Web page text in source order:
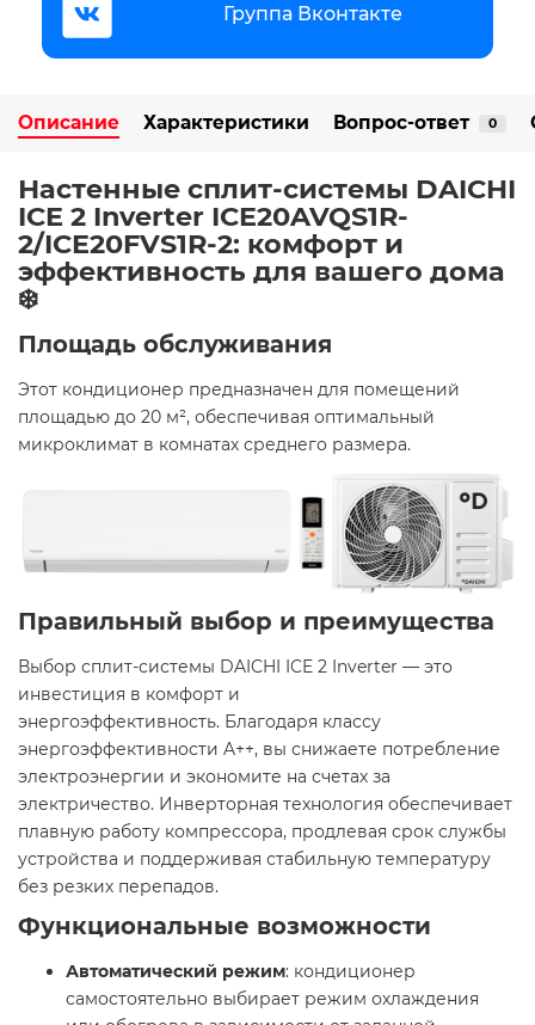
Группа Вконтакте
Описание Характеристики Вопрос-ответ 0
Настенные сплит-системы DAICHI
ICE 2 Inverter ICE20AVQS1R-
2/ICE20FVS1R-2: комфорт и
эффективность для вашего дома
❄️
Площадь обслуживания
Этот кондиционер предназначен для помещений
площадью до 20 м², обеспечивая оптимальный
микроклимат в комнатах среднего размера.​
Правильный выбор и преимущества
Выбор сплит-системы DAICHI ICE 2 Inverter — это
инвестиция в комфорт и
энергоэффективность. Благодаря классу
энергоэффективности A++, вы снижаете потребление
электроэнергии и экономите на счетах за
электричество. Инверторная технология обеспечивает
плавную работу компрессора, продлевая срок службы
устройства и поддерживая стабильную температуру
без резких перепадов.​
Функциональные возможности
Автоматический режим: кондиционер
самостоятельно выбирает режим охлаждения